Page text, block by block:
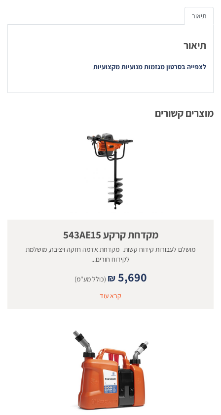
תיאור
תיאור
לצפייה בסרטון מגזמות מנועיות מקצועיות
מוצרים קשורים
מקדחת קרקע 543AE15
מושלם לעבודות קידוח קשות. מקדחת אדמה חזקה ויציבה, מושלמת
לקידוח חורים...
₪ 5,690
(כולל מע"מ)
קרא עוד